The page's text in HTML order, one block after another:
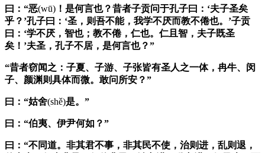
曰：“恶(wū) ！是何言也？昔者子贡问于孔子曰：‘夫子圣矣
乎？’孔子曰：‘圣，则吾不能，我学不厌而教不倦也。’子贡
曰：‘学不厌，智也；教不倦，仁也。仁且智，夫子既圣
矣！’夫圣， 孔子不居，是何言也？”
“昔者窃闻之： 子夏、 子游、 子张皆有圣人之一体， 冉牛、 闵
子、 颜渊 则具体而微。敢问所安？”
曰：“姑舍(shě)是。”
曰：“伯夷、 伊尹何如？”
曰：“不同道。非其君不事，非其民不使，治则进，乱则退，